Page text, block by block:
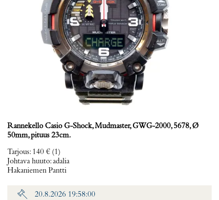
Rannekello Casio G-Shock, Mudmaster, GWG-2000, 5678, Ø
50mm, pituus 23cm.
Tarjous: 140 € (1)
Johtava huuto:adalia
Hakaniemen Pantti
20.8.2026 19:58:00